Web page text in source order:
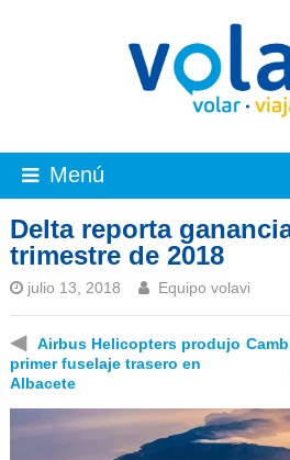
Menú
Delta reporta
trimestre de 2018
julio 13, 2018 Equipo volavi
◀
Airbus Helicopters produjo
primer fuselaje trasero en
Albacete